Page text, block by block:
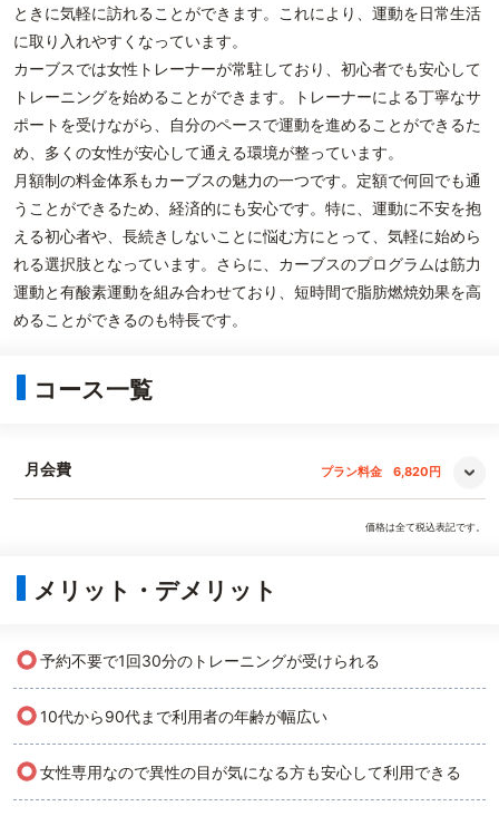
ときに気軽に訪れることができます。これにより、運動を日常生活
に取り入れやすくなっています。
カーブスでは女性トレーナーが常駐しており、初心者でも安心して
トレーニングを始めることができます。トレーナーによる丁寧なサ
ポートを受けながら、自分のペースで運動を進めることができるた
め、多くの女性が安心して通える環境が整っています。
月額制の料金体系もカーブスの魅力の一つです。定額で何回でも通
うことができるため、経済的にも安心です。特に、運動に不安を抱
える初心者や、長続きしないことに悩む方にとって、気軽に始めら
れる選択肢となっています。さらに、カーブスのプログラムは筋力
運動と有酸素運動を組み合わせており、短時間で脂肪燃焼効果を高
めることができるのも特長です。
コース一覧
月会費 プラン料金 6,820円
価格は全て税込表記です。
メリット・デメリット
○予約不要で1回30分のトレーニングが受けられる
○10代から90代まで利用者の年齢が幅広い
○女性専用なので異性の目が気になる方も安心して利用できる